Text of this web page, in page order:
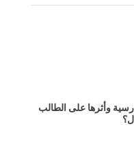
وأثرها على الطالب